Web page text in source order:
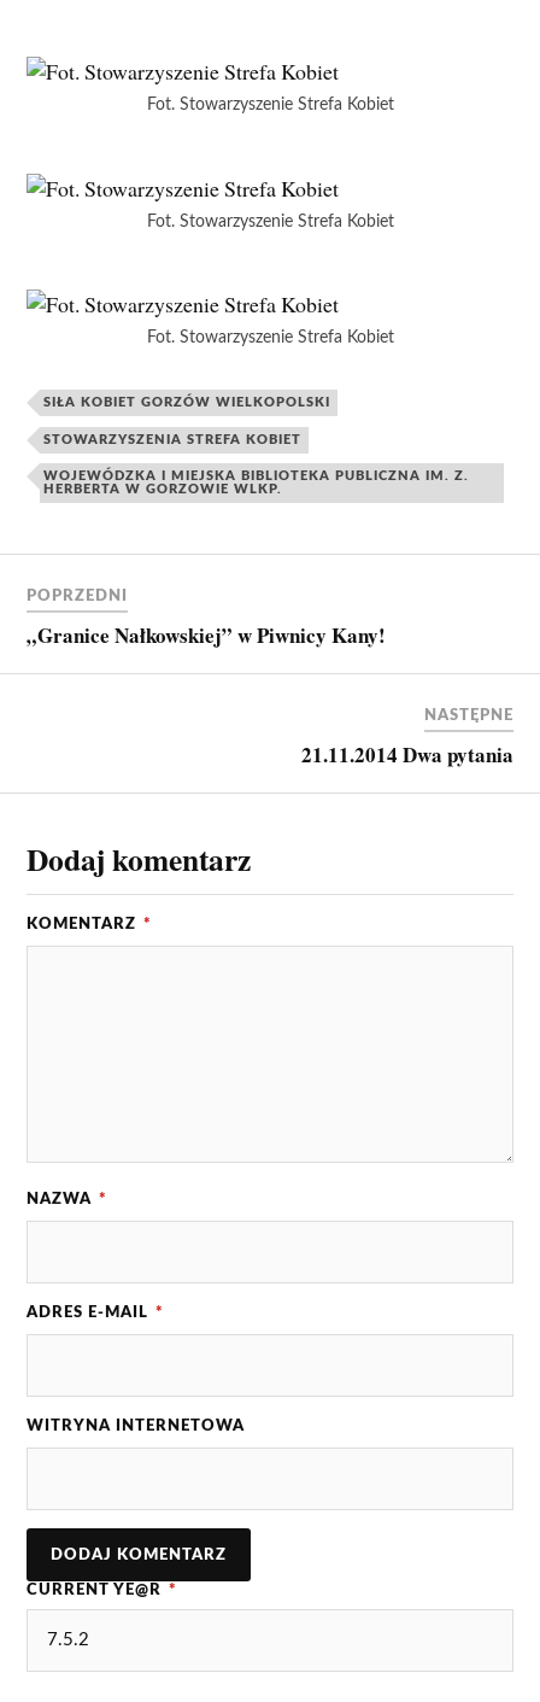
Fot. Stowarzyszenie Strefa Kobiet
Fot. Stowarzyszenie Strefa Kobiet
Fot. Stowarzyszenie Strefa Kobiet
SIŁA KOBIET GORZÓW WIELKOPOLSKI
STOWARZYSZENIA STREFA KOBIET
WOJEWÓDZKA I MIEJSKA BIBLIOTEKA PUBLICZNA IM. Z.
HERBERTA W GORZOWIE WLKP.
POPRZEDNI
„Granice Nałkowskiej” w Piwnicy Kany!
NASTĘPNE
21.11.2014 Dwa pytania
Dodaj komentarz
KOMENTARZ *
NAZWA *
ADRES E-MAIL *
WITRYNA INTERNETOWA
CURRENT YE@R *